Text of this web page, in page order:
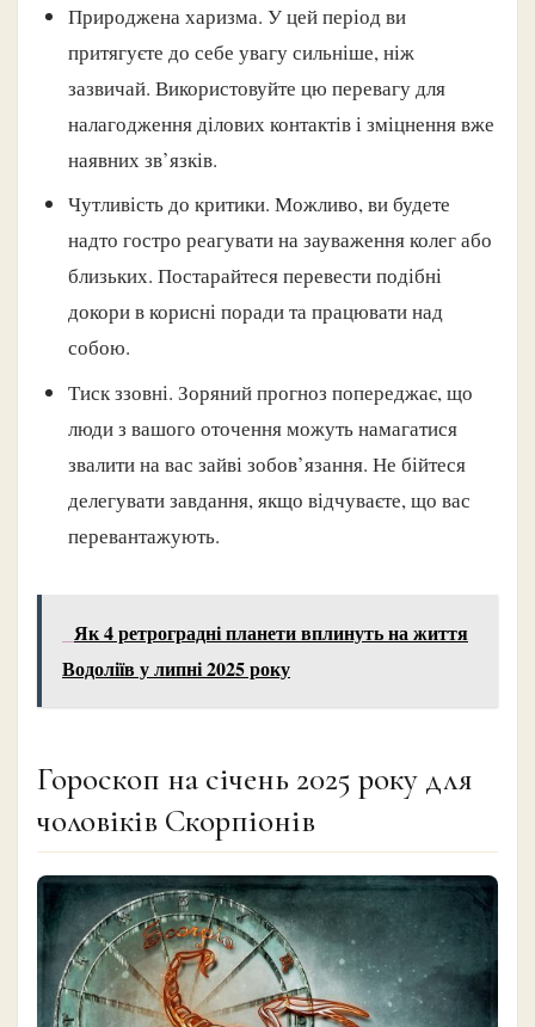
Природжена харизма. У цей період ви
притягуєте до себе увагу сильніше, ніж
зазвичай. Використовуйте цю перевагу для
налагодження ділових контактів і зміцнення вже
наявних зв’язків.
Чутливість до критики. Можливо, ви будете
надто гостро реагувати на зауваження колег або
близьких. Постарайтеся перевести подібні
докори в корисні поради та працювати над
собою.
Тиск ззовні. Зоряний прогноз попереджає, що
люди з вашого оточення можуть намагатися
звалити на вас зайві зобов’язання. Не бійтеся
делегувати завдання, якщо відчуваєте, що вас
перевантажують.
Як 4 ретроградні планети вплинуть на життя
Водоліїв у липні 2025 року
Гороскоп на січень 2025 року для
чоловіків Скорпіонів